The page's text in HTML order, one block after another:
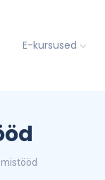
E-kursused